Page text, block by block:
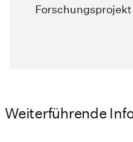
Forschungsprojekt
Weiterführende